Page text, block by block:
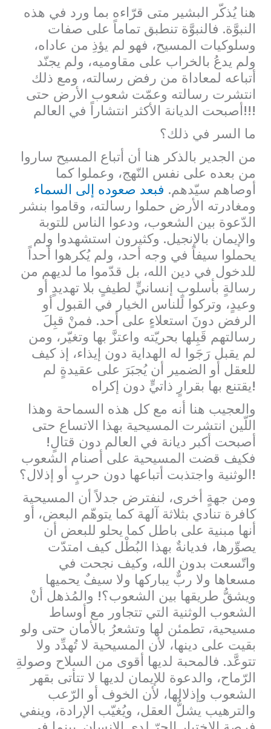
هنا يُذكّر البشير متى قرّاءه بما ورد في هذه
النبوَّة. فالنبوَّة تنطبق تماماً على صفات
وسلوكيات المسيح، فهو لم يؤذِ من عاداه،
ولم يدعُ بالخراب على مقاوميه، ولم يجنّد
أتباعه لمعاداة من رفض رسالته، ومع ذلك
انتشرت رسالته وعمّت شعوب الأرض حتى
أصبحت الديانة الأكثر انتشاراً في العالم!!!
ما السر في ذلك؟
من الجدير بالذكر هنا أن أتباع المسيح ساروا
من بعده على نفس النّهج، وعملوا كما
أوصاهم سيّدهم. فبعد صعوده إلى السماء
ومغادرته الأرض حملوا رسالته، وقاموا بنشر
الدّعوة بين الشعوب، ودعوا الناس للتوبة
والإيمان بالإنجيل. وكثيرون استشهدوا ولم
يحملوا سيفاً في وجه أحد، ولم يُكرهوا أحداً
للدخول في دين الله، بل قدّموا ما لديهم من
رسالةٍ بأسلوبٍ إنسانيٍّ لطيفٍ بلا تهديدٍ أو
وعيدٍ، وتركوا للناس الخيار في القبول أو
الرفض دونَ استعلاءٍ على أحد. فمنْ قبِلَ
رسالتهم قَبِلها بحريّته واعتزَّ بها وتغيّر، ومن
لم يقبل رَجَوا له الهداية دون إيذاء، إذ كيف
للعقل أو الضمير أن يُجبَرَ على عقيدةٍ لم
يقتنع بها بقرارٍ ذاتيٍّ دون إكراه!
والعجيب هنا أنه مع كل هذه السماحة وهذا
اللّين انتشرت المسيحية بهذا الاتساع حتى
أصبحت أكبر ديانة في العالم دون قتالٍ!
فكيف قضت المسيحية على أصنام الشعوب
الوثنية واجتذبت أتباعها دون حربٍ أو إذلال؟!
ومن جهةٍ أخرى، لنفترض جدلاً أن المسيحية
كافرة تنادي بثلاثة آلهة كما يتوهّم البعض، أو
أنها مبنية على باطل كما يحلو للبعض أن
يصوِّرها، فديانةٌ بهذا البُطْل كيف امتدّت
واتّسعت بدون الله، وكيف نجحت في
مسعاها ولا ربٌّ يباركها ولا سيفٌ يحميها
ويشقُّ طريقها بين الشعوب؟! والمُذهل أنْ
الشعوب الوثنية التي تتجاور مع أوساط
مسيحية، تطمئن لها وتشعرُ بالأمان حتى ولو
بقيت على دينها، لأن المسيحية لا تُهدِّد ولا
تتوعَّد. فالمحبة لديها أقوى من السلاح وصولةِ
الرّماح، والدعوة للإيمان لديها لا تتأتى بقهر
الشعوب وإذلالها، لأن الخوف أو الرّعب
والترهيب يشلُّ العقل، ويُغيّب الإرادة، وينفي